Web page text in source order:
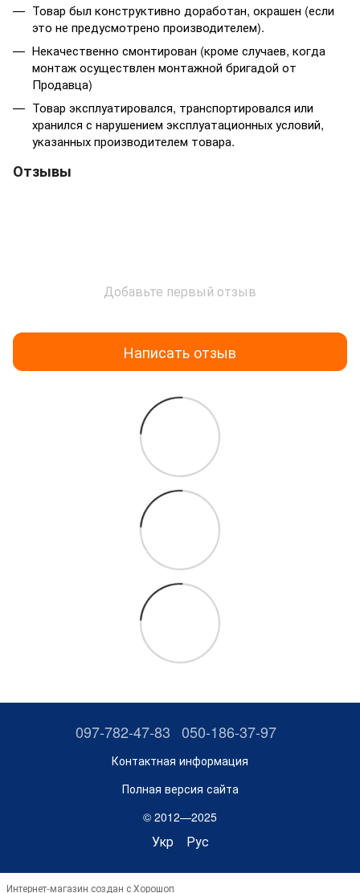
Товар был конструктивно доработан, окрашен (если
это не предусмотрено производителем).
Некачественно смонтирован (кроме случаев, когда
монтаж осуществлен монтажной бригадой от
Продавца)
Товар эксплуатировался, транспортировался или
хранился с нарушением эксплуатационных условий,
указанных производителем товара.
Отзывы
Добавьте первый отзыв
Написать отзыв
097-782-47-83 050-186-37-97
Контактная информация
Полная версия сайта
© 2012—2025
Укр Рус
Интернет-магазин создан с Хорошоп